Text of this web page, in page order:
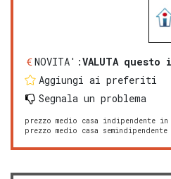
NOVITA':VALUTA questo
Aggiungi ai preferiti
Segnala un problema
prezzo medio casa indipendente in
prezzo medio casa semindipendente